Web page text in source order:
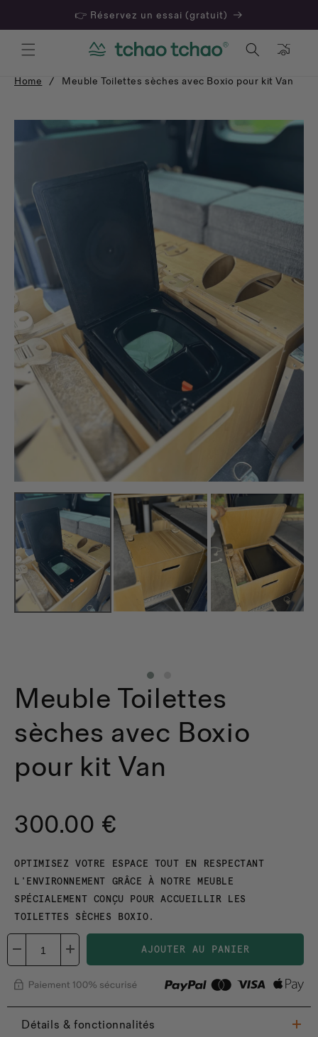
👉 Réservez un essai (gratuit)
Panier
Home / Meuble Toilettes sèches avec Boxio pour kit Van
Meuble Toilettes
sèches avec Boxio
pour kit Van
300.00 €
OPTIMISEZ VOTRE ESPACE TOUT EN RESPECTANT
L'ENVIRONNEMENT GRÂCE À NOTRE MEUBLE
SPÉCIALEMENT CONÇU POUR ACCUEILLIR LES
TOILETTES SÈCHES BOXIO.
AJOUTER AU PANIER
Détails & fonctionnalités